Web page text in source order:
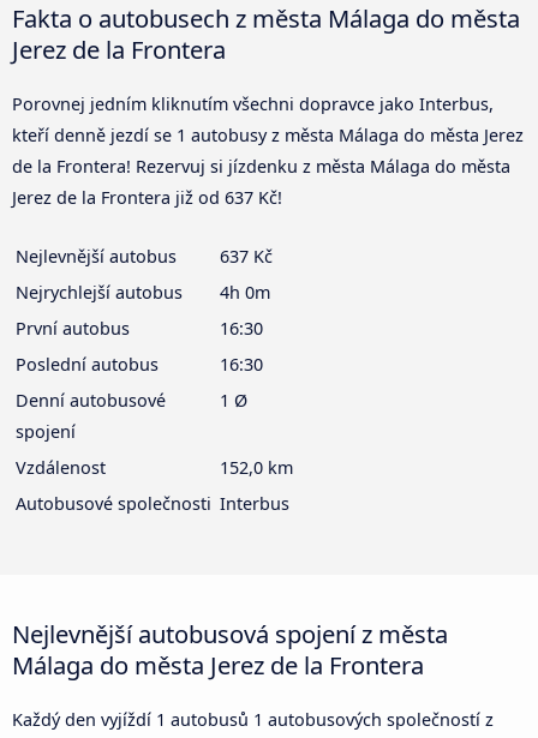
Fakta o autobusech z města Málaga do města
Jerez de la Frontera
Porovnej jedním kliknutím všechni dopravce jako Interbus,
kteří denně jezdí se 1 autobusy z města Málaga do města Jerez
de la Frontera! Rezervuj si jízdenku z města Málaga do města
Jerez de la Frontera již od 637 Kč!
Nejlevnější autobus
637 Kč
Nejrychlejší autobus
4h 0m
První autobus
16:30
Poslední autobus
16:30
Denní autobusové
spojení
1 Ø
Vzdálenost
152,0 km
Autobusové společnosti Interbus
Nejlevnější autobusová spojení z města
Málaga do města Jerez de la Frontera
Každý den vyjíždí 1 autobusů 1 autobusových společností z